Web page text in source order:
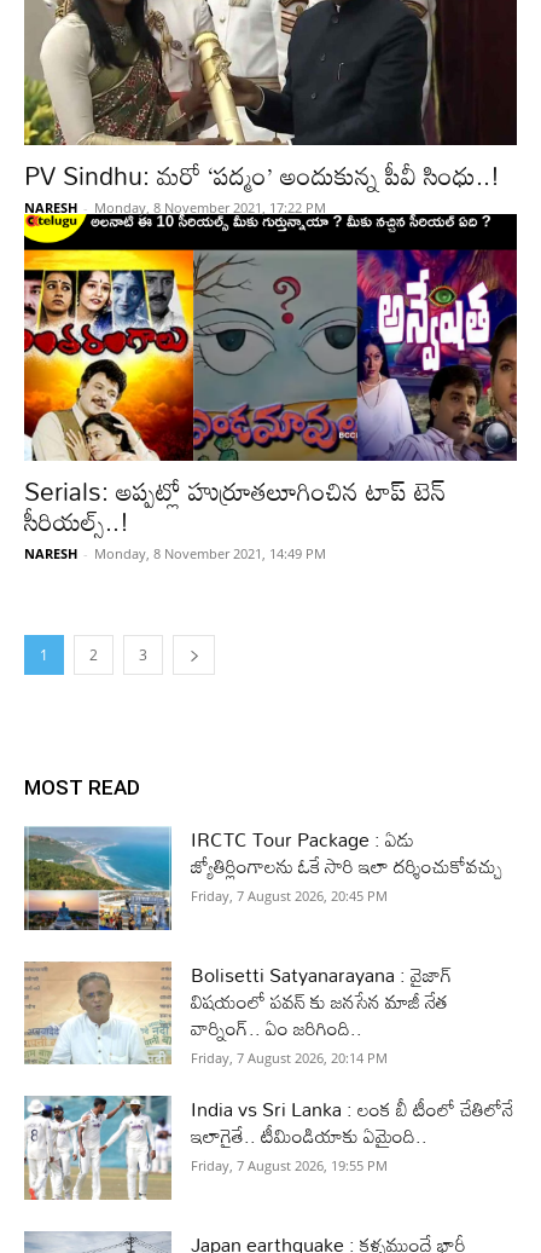
PV Sindhu: మరో ‘పద్మం’ అందుకున్న పీవీ సింధు..!
NARESH - Monday, 8 November 2021, 17:22 PM
Serials: అప్పట్లో హుర్రూతలూగించిన టాప్ టెన్
సీరియల్స్..!
NARESH - Monday, 8 November 2021, 14:49 PM
1 2 3
MOST READ
IRCTC Tour Package : ఏడు
జ్యోతిర్లింగాలను ఓకే సారి ఇలా దర్శించుకోవచ్చు
Friday, 7 August 2026, 20:45 PM
Bolisetti Satyanarayana : వైజాగ్
విషయంలో పవన్ కు జనసేన మాజీ నేత
వార్నింగ్.. ఏం జరిగింది..
Friday, 7 August 2026, 20:14 PM
India vs Sri Lanka : లంక బీ టీంలో చేతిలోనే
ఇలాగైతే.. టీమిండియాకు ఏమైంది..
Friday, 7 August 2026, 19:55 PM
Japan earthquake : కళ్ళముందే భారీ